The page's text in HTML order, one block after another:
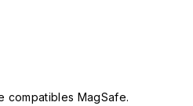
compatibles MagSafe.